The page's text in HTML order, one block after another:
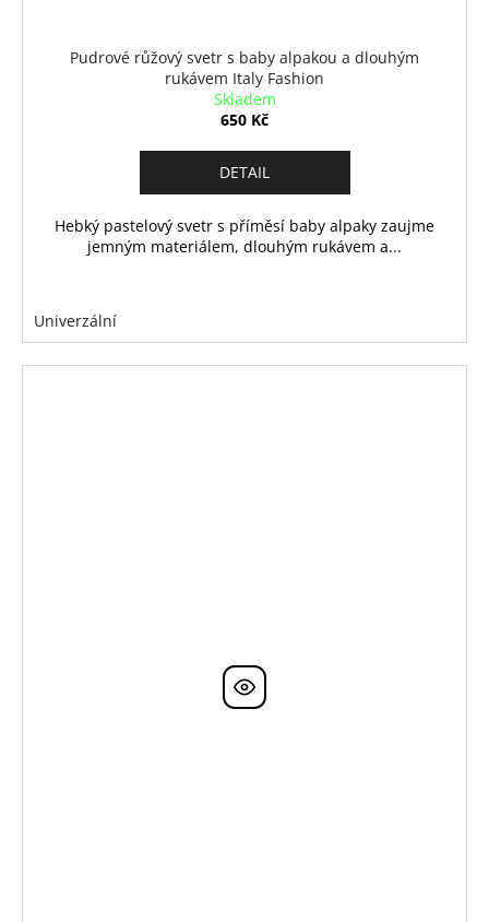
Pudrové růžový svetr s baby alpakou a dlouhým
rukávem Italy Fashion
Skladem
650 Kč
DETAIL
Hebký pastelový svetr s příměsí baby alpaky zaujme
jemným materiálem, dlouhým rukávem a...
Univerzální